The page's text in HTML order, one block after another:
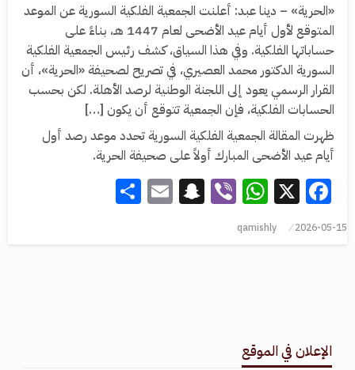
«الحرية» – دينا عبد: أعلنت الجمعية الفلكية السورية عن الموعد
المتوقع لأول أيام عيد الأضحى لعام 1447 هـ، بناءً على
حساباتها الفلكية. وفي هذا السياق، كشف رئيس الجمعية الفلكية
السورية الدكتور محمد العصيري، في تصريح لصحيفة «الحرية»، أن
القرار الرسمي يعود إلى اللجنة الوطنية لرصد الأهلة. لكن بحسب
الحسابات الفلكية، فإن الجمعية تتوقع أن يكون […]
ظهرت المقالة الجمعية الفلكية السورية تحدد موعد رصد أول
أيام عيد الأضحى المبارك أولاً على صحيفة الحرية.
Facebook
X
WhatsApp
Viber
Snapchat
Email
2026-05-15
qamishly
الإعلان في الموقع